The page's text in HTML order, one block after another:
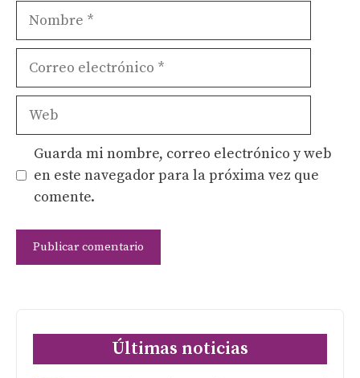
Nombre
Correo
Web
Guarda mi nombre, correo electrónico y web
en este navegador para la próxima vez que
comente.
Últimas noticias